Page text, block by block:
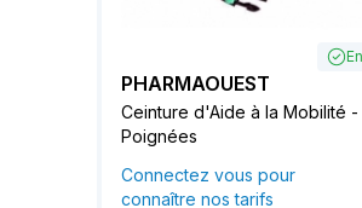
PHARMAOUEST
Ceinture d'Aide à la Mobilité -
Poignées
Connectez vous pour
connaître nos tarifs